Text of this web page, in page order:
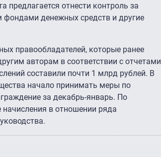
отнести контроль за
фондами денежных средств и другие
правообладателей, которые ранее
авторам в соответствии с отчетами
составили почти 1 млрд рублей. В
начало принимать меры по
за декабрь-январь. По
в отношении ряда